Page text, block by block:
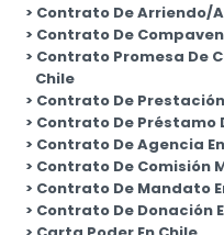
Contrato De Arriendo/
Contrato De
Contrato Promesa De
Chile
Contrato De
Contrato De Préstamo
Contrato De Agencia
Contrato De Comisión
Contrato De Mandato
Contrato De Donación